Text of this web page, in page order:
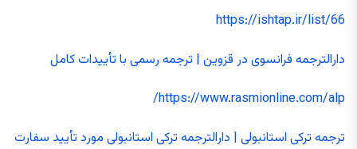
https://ishtap.ir/list/66
دارالترجمه فرانسوی در قزوین | ترجمه رسمی با تأییدات کامل
https://www.rasmionline.com/alp/
ترجمه ترکی استانبولی | دارالترجمه ترکی استانبولی مورد تأیید سفارت